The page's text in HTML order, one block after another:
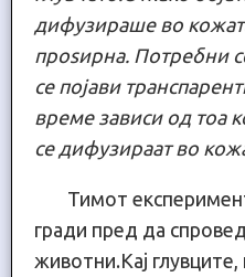
дифузираше во
проѕирна. Потребни
се појави
време зависи од тоа
се дифузираат во
Тимот
гради пред да
животни.Кај